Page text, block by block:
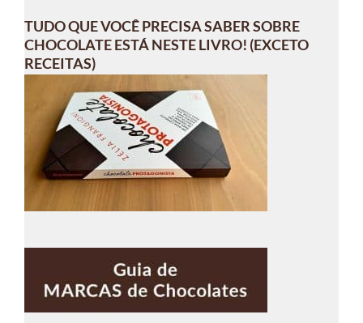
TUDO QUE VOCÊ PRECISA SABER SOBRE
CHOCOLATE ESTÁ NESTE LIVRO! (EXCETO
RECEITAS)